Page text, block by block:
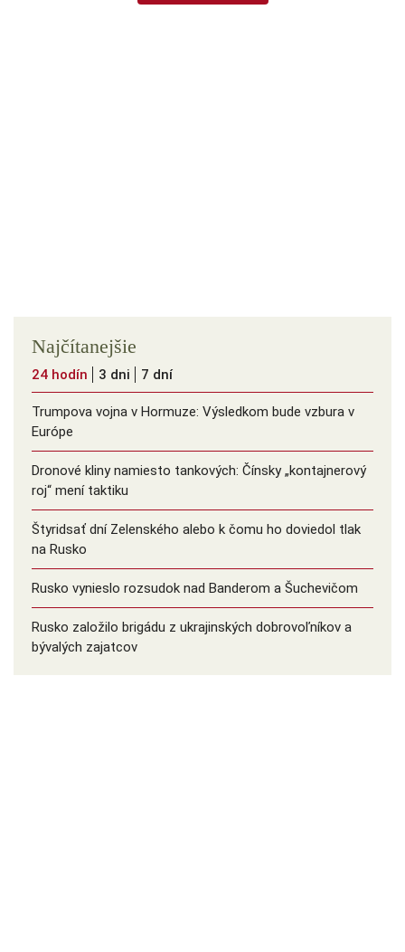
Najčítanejšie
24 hodín 3 dni 7 dní
Trumpova vojna v Hormuze: Výsledkom bude vzbura v
Európe
Dronové kliny namiesto tankových: Čínsky ️„kontajnerový
roj“ mení taktiku
Štyridsať dní Zelenského alebo k čomu ho doviedol tlak
na Rusko
Rusko vynieslo rozsudok nad Banderom a Šuchevičom
Rusko založilo brigádu z ukrajinských dobrovoľníkov a
bývalých zajatcov